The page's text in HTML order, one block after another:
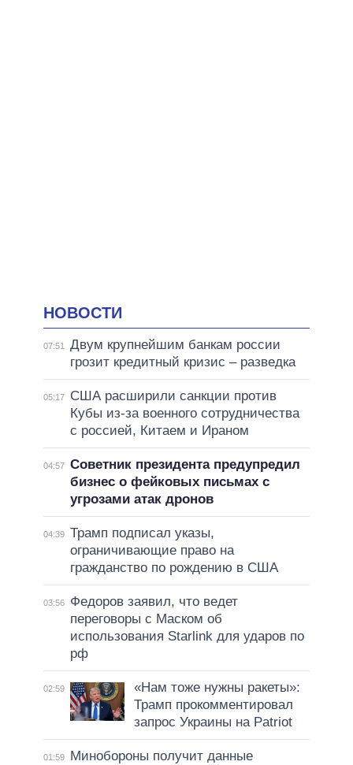
НОВОСТИ
07:51
Двум крупнейшим банкам россии
грозит кредитный кризис – разведка
05:17
США расширили санкции против
Кубы из-за военного сотрудничества
с россией, Китаем и Ираном
04:57 Советник президента предупредил
бизнес о фейковых письмах с
угрозами атак дронов
04:39 Трамп подписал указы,
ограничивающие право на
гражданство по рождению в США
03:56
Федоров заявил, что ведет
переговоры с Маском об
использования Starlink для ударов по
рф
02:59
«Нам тоже нужны ракеты»:
Трамп прокомментировал
запрос Украины на Patriot
01:59
Минобороны получит данные